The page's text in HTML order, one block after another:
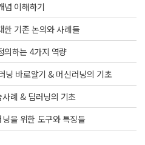
념 이해하기
한 기존 논의와 사례들
의하는 4가지 역량
닝 바로알기 & 머신러닝의 기초
례 & 딥러닝의 기초
을 위한 도구와 특징들